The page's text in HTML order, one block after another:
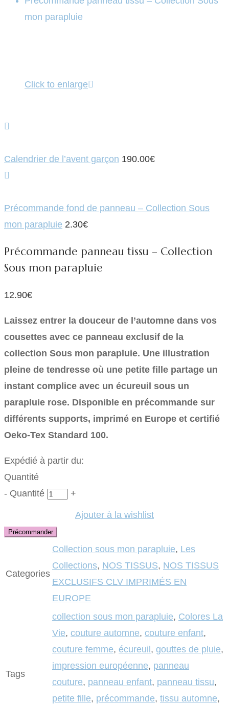
mon parapluie
Click to enlarge
Calendrier de l’avent garçon 190.00€
Précommande fond de panneau – Collection Sous
mon parapluie 2.30€
Précommande panneau tissu – Collection
Sous mon parapluie
12.90€
Laissez entrer la douceur de l’automne dans vos
cousettes avec ce panneau exclusif de la
collection Sous mon parapluie. Une illustration
pleine de tendresse où une petite fille partage un
instant complice avec un écureuil sous un
parapluie rose. Disponible en précommande sur
différents supports, imprimé en Europe et certifié
Oeko-Tex Standard 100.
Expédié à partir du:
Quantité
- Quantité +
Ajouter à la wishlist
Précommander
Categories
Collection sous mon parapluie, Les
Collections, NOS TISSUS, NOS TISSUS
EXCLUSIFS CLV IMPRIMÉS EN
EUROPE
Tags
collection sous mon parapluie, Colores La
Vie, couture automne, couture enfant,
couture femme, écureuil, gouttes de pluie,
impression européenne, panneau
couture, panneau enfant, panneau tissu,
petite fille, précommande, tissu automne,